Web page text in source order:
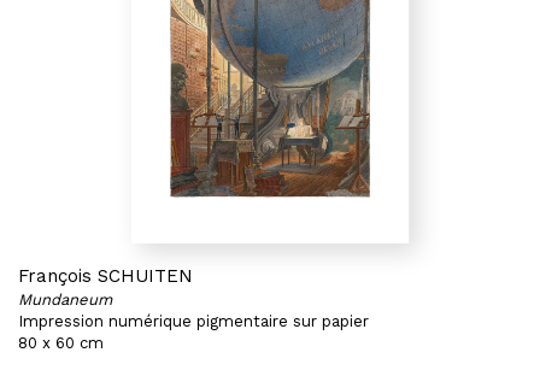
François SCHUITEN
Mundaneum
Impression numérique pigmentaire sur papier
80 x 60 cm